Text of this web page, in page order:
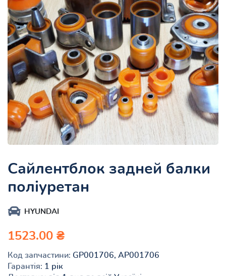
Сайлентблок задней балки
поліуретан
HYUNDAI
1523.00 ₴
Код запчастини: GP001706, AP001706
Гарантія: 1 рік